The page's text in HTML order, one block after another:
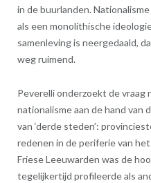
in de buurlanden.
als een monolithische
samenleving is neergedaald,
weg ruimend.
Peverelli onderzoekt de vraag
nationalisme aan de hand van
van ‘derde steden’:
redenen in de periferie van
Friese Leeuwarden was de
tegelijkertijd profileerde als